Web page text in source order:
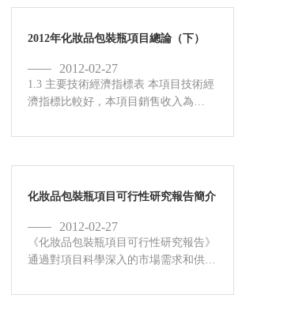
2012年化妝品包裝瓶項目總論（下）
2012-02-27
1.3 主要技術經濟指標表 本項目技術經
濟指標比較好，本項目銷售收入為
10362.74萬元（十年平均）；全部投資
化妝品包裝瓶項目可行性研究報告簡介
2012-02-27
《化妝品包裝瓶項目可行性研究報告》
通過對項目科學深入的市場需求和供給
規模、工藝路線、設備選型、環境影